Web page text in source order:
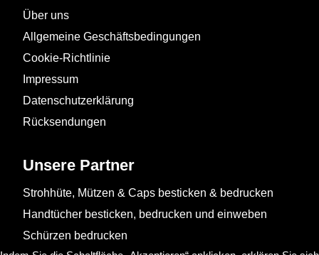
Über uns
Allgemeine Geschäftsbedingungen
Cookie-Richtlinie
Impressum
Datenschutzerklärung
Rücksendungen
Unsere Partner
Strohhüte, Mützen & Caps besticken & bedrucken
Handtücher besticken, bedrucken und einweben
Schürzen bedrucken